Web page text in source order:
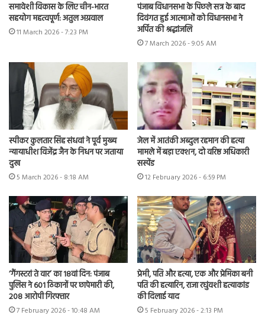
समावेशी विकास के लिए चीन-भारत
सहयोग महत्वपूर्ण: अतुल अग्रवाल
11 March 2026 - 7:23 PM
पंजाब विधानसभा के पिछले सत्र के बाद
दिवंगत हुई आत्माओं को विधानसभा ने
अर्पित की श्रद्धांजलि
7 March 2026 - 9:05 AM
स्पीकर कुलतार सिंह संधवां ने पूर्व मुख्य
न्यायाधीश विजेंद्र जैन के निधन पर जताया
दुख
5 March 2026 - 8:18 AM
जेल में आतंकी अब्दुल रहमान की हत्या
मामले में बड़ा एक्शन, दो वरिष्ठ अधिकारी
सस्पेंड
12 February 2026 - 6:59 PM
‘गैंगस्टरां ते वार’ का 18वां दिन: पंजाब
पुलिस ने 601 ठिकानों पर छापेमारी की,
208 आरोपी गिरफ्तार
7 February 2026 - 10:48 AM
प्रेमी, पति और हत्या, एक और प्रेमिका बनी
पति की हत्यारिन, राजा रघुंवशी हत्याकांड
की दिलाई याद
5 February 2026 - 2:13 PM